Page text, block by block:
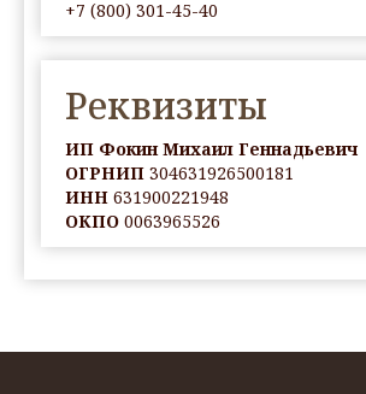
+7 (800) 301-45-40
Реквизиты
ИП Фокин Михаил Геннадьевич
ОГРНИП 304631926500181
ИНН 631900221948
ОКПО 0063965526